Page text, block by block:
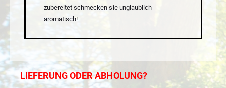
zubereitet schmecken sie unglaublich
aromatisch!
LIEFERUNG ODER ABHOLUNG?